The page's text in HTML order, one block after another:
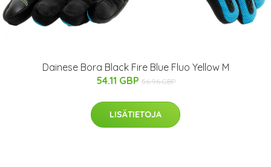
Dainese Bora Black Fire Blue Fluo Yellow M
54.11 GBP 56.96 GBP
LISÄTIETOJA